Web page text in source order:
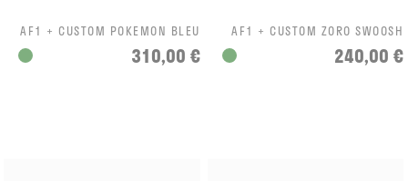
AF1 + CUSTOM POKEMON BLEU
310,00 €
AF1 + CUSTOM ZORO SWOOSH
240,00 €